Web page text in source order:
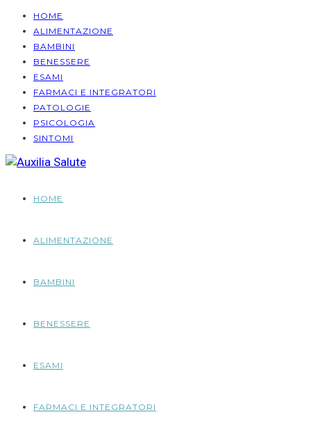
HOME
ALIMENTAZIONE
BAMBINI
BENESSERE
ESAMI
FARMACI E INTEGRATORI
PATOLOGIE
PSICOLOGIA
SINTOMI
HOME
ALIMENTAZIONE
BAMBINI
BENESSERE
ESAMI
FARMACI E INTEGRATORI